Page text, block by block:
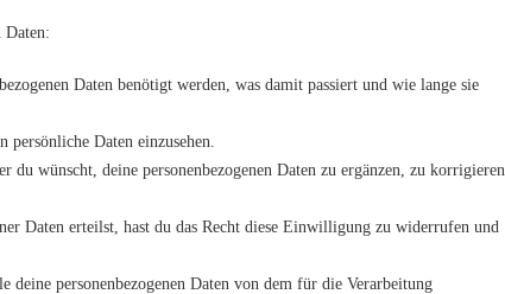
Daten:
Daten benötigt werden, was damit passiert und wie lange sie
persönliche Daten einzusehen.
wünscht, deine personenbezogenen Daten zu ergänzen, zu korrigieren
Daten erteilst, hast du das Recht diese Einwilligung zu widerrufen und
deine personenbezogenen Daten von dem für die Verarbeitung